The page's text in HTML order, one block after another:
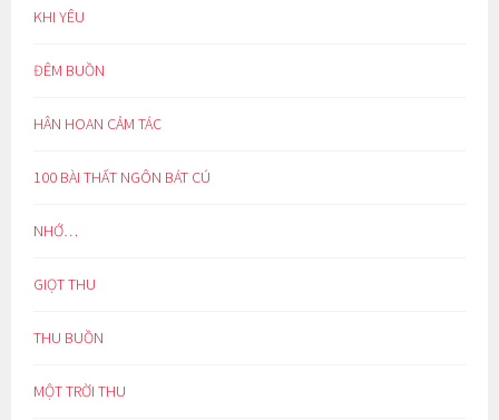
KHI YÊU
ĐÊM BUỒN
HÂN HOAN CẢM TÁC
100 BÀI THẤT NGÔN BÁT CÚ
NHỚ…
GIỌT THU
THU BUỒN
MỘT TRỜI THU